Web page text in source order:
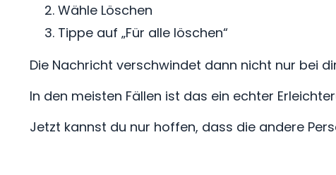
Wähle Löschen
Tippe auf „Für alle löschen“
Die Nachricht verschwindet dann nicht nur bei
In den meisten Fällen ist das ein echter
Jetzt kannst du nur hoffen, dass die andere